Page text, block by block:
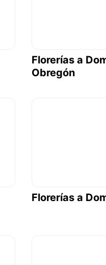
Florerías a
Obregón
Florerías a